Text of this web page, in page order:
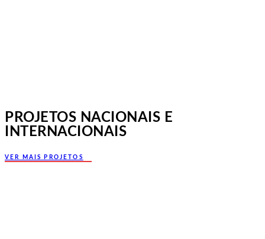
PROJETOS NACIONAIS E
INTERNACIONAIS
VER MAIS PROJETOS